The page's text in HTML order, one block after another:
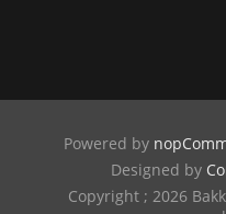
Powered by
Designed by
Copyright ; 2026